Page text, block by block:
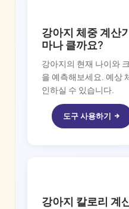
강아지 체중 계산
마나 클까요?
강아지의 현재 나이와
을 예측해보세요. 예상
인하실 수 있습니다.
도구 사용하기
강아지 칼로리 계